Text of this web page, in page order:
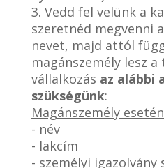
3. Vedd fel velünk a
szeretnéd megvenni
nevet, majd attól
magánszemély lesz
vállalkozás az alábbi
szükségünk:
Magánszemély
- név
- lakcím
- személyi igazolvány